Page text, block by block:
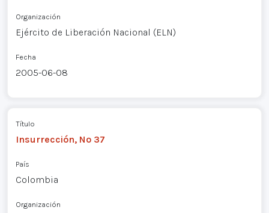
Organización
Ejército de Liberación Nacional (ELN)
Fecha
2005-06-08
Título
Insurrección, Nº 37
País
Colombia
Organización